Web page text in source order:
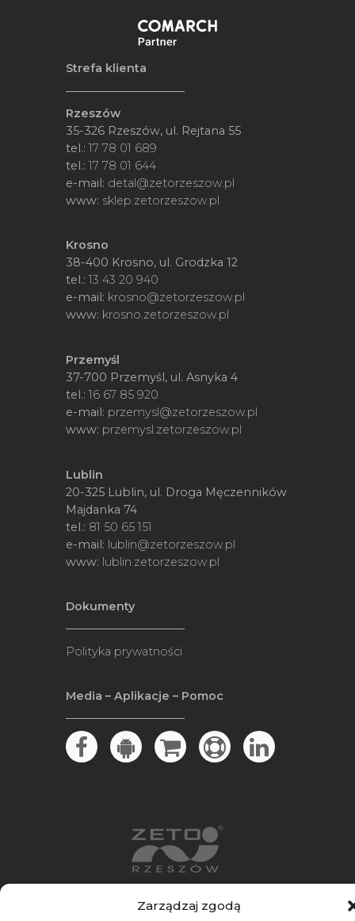
Zarządzaj zgodą
Strefa klienta
Rzeszów
35-326 Rzeszów, ul. Rejtana 55
tel.:17 78 01 689
tel.:17 78 01 644
e-mail: detal@zetorzeszow.pl
www: sklep.zetorzeszow.pl
Krosno
38-400 Krosno, ul. Grodzka 12
tel.:13 43 20 940
e-mail: krosno@zetorzeszow.pl
www: krosno.zetorzeszow.pl
Przemyśl
37-700 Przemyśl, ul. Asnyka 4
tel.:16 67 85 920
e-mail: przemysl@zetorzeszow.pl
www: przemysl.zetorzeszow.pl
Lublin
20-325 Lublin, ul. Droga Męczenników
Majdanka 74
tel.: 81 50 65 151
e-mail: lublin@zetorzeszow.pl
www: lublin.zetorzeszow.pl
Dokumenty
Polityka prywatności
Media – Aplikacje – Pomoc
o.o.